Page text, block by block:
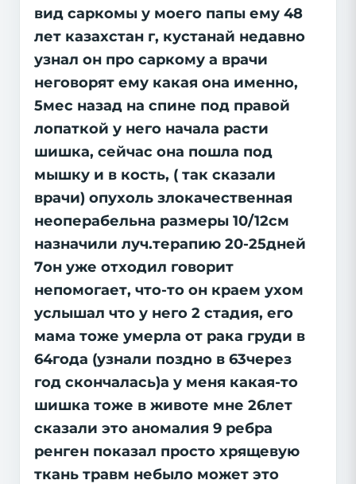
вид саркомы у моего папы ему 48
лет казахстан г, кустанай недавно
узнал он про саркому а врачи
неговорят ему какая она именно,
5мес назад на спине под правой
лопаткой у него начала расти
шишка, сейчас она пошла под
мышку и в кость, ( так сказали
врачи) опухоль злокачественная
неоперабельна размеры 10/12см
назначили луч.терапию 20-25дней
7он уже отходил говорит
непомогает, что-то он краем ухом
услышал что у него 2 стадия, его
мама тоже умерла от рака груди в
64года (узнали поздно в 63через
год скончалась)а у меня какая-то
шишка тоже в животе мне 26лет
сказали это аномалия 9 ребра
ренген показал просто хрящевую
ткань травм небыло может это